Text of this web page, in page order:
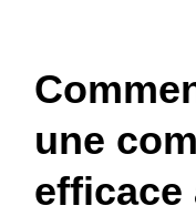
une
efficace